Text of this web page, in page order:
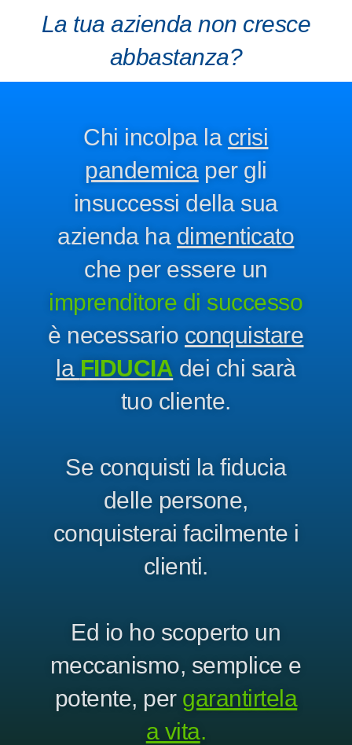
La tua azienda non cresce
abbastanza?
Chi incolpa la crisi
pandemicaper gli
insuccessi della sua
azienda ha dimenticato
che per essere un
imprenditore di successo
è necessario conquistare
la FIDUCIA dei chi sarà
tuo cliente.
Se conquisti la fiducia
delle persone,
conquisterai facilmente i
clienti.
Ed io ho scoperto un
meccanismo, semplice e
potente, per garantirtela
a vita.